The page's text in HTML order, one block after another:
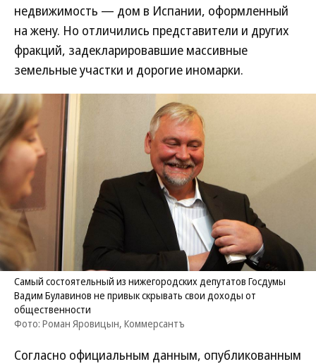
недвижимость — дом в Испании, оформленный
на жену. Но отличились представители и других
фракций, задекларировавшие массивные
земельные участки и дорогие иномарки.
Самый состоятельный из нижегородских депутатов Госдумы
Вадим Булавинов не привык скрывать свои доходы от
общественности
Фото: Роман Яровицын, Коммерсантъ
Согласно официальным данным, опубликованным